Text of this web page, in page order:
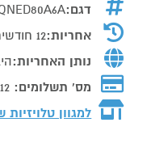
דגם:
אחריות:12 חודשים
נותן האחריות:
מס' תשלומים: 12
למגוון